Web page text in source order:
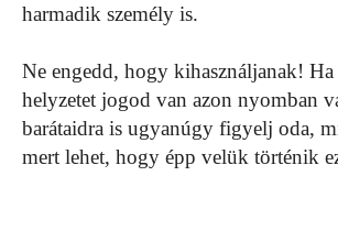
harmadik személy is.
Ne engedd, hogy kihasználjanak! Ha
helyzetet jogod van azon nyomban
barátaidra is ugyanúgy figyelj oda,
mert lehet, hogy épp velük történik